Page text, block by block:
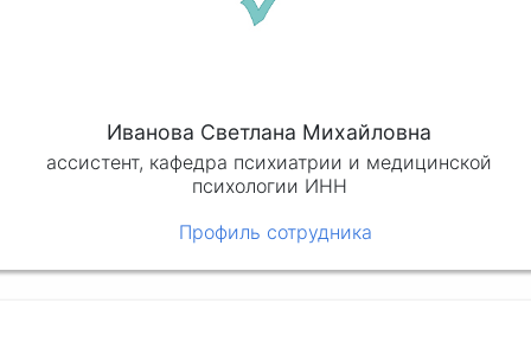
Иванова Светлана Михайловна
ассистент, кафедра психиатрии и медицинской
психологии ИНН
Профиль сотрудника